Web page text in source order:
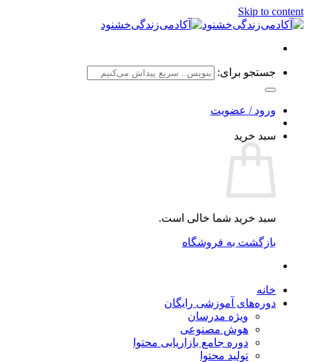
Skip to content
جستجو برای:
ورود / عضویت
سبد خرید
سبد خرید شما خالی است.
بازگشت به فروشگاه
خانه
دوره‌های آموزشی رایگان
ویژه مدرسان
هوش مصنوعی
دوره جامع بازاریابی محتوا
تولید محتوا